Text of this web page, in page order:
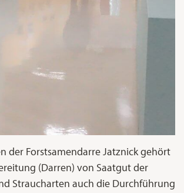
der Forstsamendarre Jatznick gehört
(Darren) von Saatgut der
Straucharten auch die Durchführung